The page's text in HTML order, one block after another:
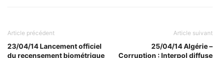
Article précédent
23/04/14 Lancement officiel
du recensement biométrique
Article suivant
25/04/14 Algérie –
Corruption : Interpol diffuse